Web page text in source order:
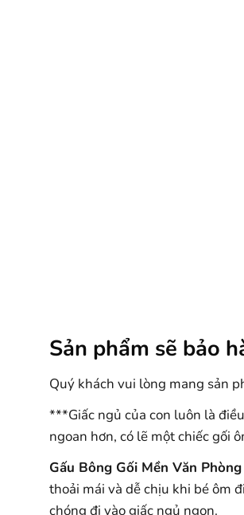
Sản phẩm sẽ bảo
Quý khách vui lòng mang sản
***Giấc ngủ của con luôn là
ngoan hơn, có lẽ một chiếc gối
Gấu Bông Gối Mền Văn
thoải mái và dễ chịu khi bé ôm
chóng đi vào giấc ngủ ngon.